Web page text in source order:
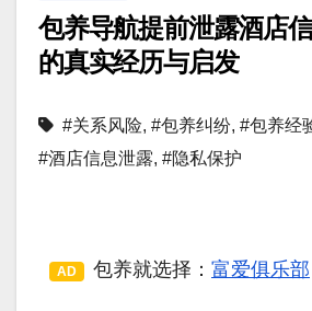
包养导航提前泄露酒店
的真实经历与启发
#关系风险, #包养纠纷, #包养经
#酒店信息泄露, #隐私保护
AD 包养就选择： 富爱俱乐部